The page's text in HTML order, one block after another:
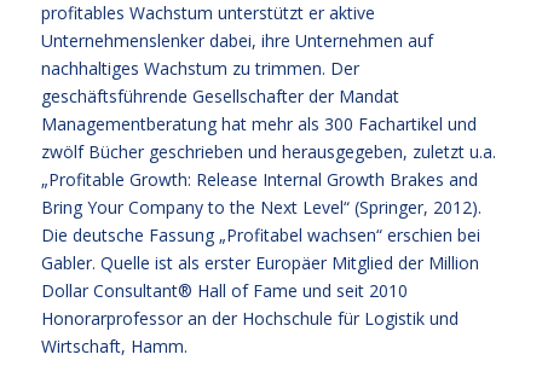
profitables Wachstum unterstützt er aktive
Unternehmenslenker dabei, ihre Unternehmen auf
nachhaltiges Wachstum zu trimmen. Der
geschäftsführende Gesellschafter der Mandat
Managementberatung hat mehr als 300 Fachartikel und
zwölf Bücher geschrieben und herausgegeben, zuletzt u.a.
„Profitable Growth: Release Internal Growth Brakes and
Bring Your Company to the Next Level“ (Springer, 2012).
Die deutsche Fassung „Profitabel wachsen“ erschien bei
Gabler. Quelle ist als erster Europäer Mitglied der Million
Dollar Consultant® Hall of Fame und seit 2010
Honorarprofessor an der Hochschule für Logistik und
Wirtschaft, Hamm.